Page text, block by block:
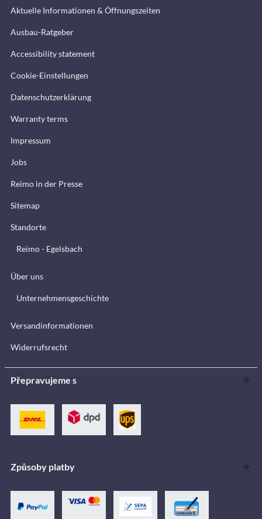
Aktuelle Informationen & Öffnungszeiten
Ausbau-Ratgeber
Accessibility statement
Cookie-Einstellungen
Datenschutzerklärung
Warranty terms
Impressum
Jobs
Reimo in der Presse
Sitemap
Standorte
Reimo - Egelsbach
Über uns
Unternehmensgeschichte
Versandinformationen
Widerrufsrecht
Přepravujeme s
Způsoby platby